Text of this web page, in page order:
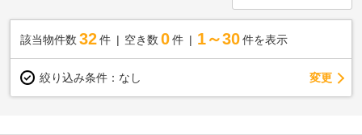
該当物件数 32件 空き数 0 件 1～30 件を表示
絞り込み条件： なし 変更